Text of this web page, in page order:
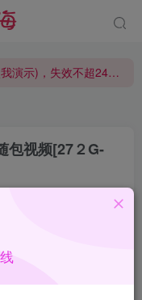
)，失效不超24小时，
)，失效不超24小时，
包视频[27２G-
关注
刚刚好，风格大